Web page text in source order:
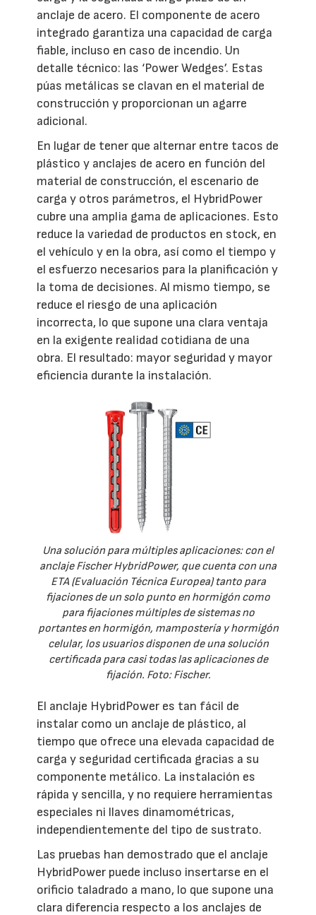
anclaje de acero. El componente de acero
integrado garantiza una capacidad de carga
fiable, incluso en caso de incendio. Un
detalle técnico: las ‘Power Wedges’. Estas
púas metálicas se clavan en el material de
construcción y proporcionan un agarre
adicional.
En lugar de tener que alternar entre tacos de
plástico y anclajes de acero en función del
material de construcción, el escenario de
carga y otros parámetros, el HybridPower
cubre una amplia gama de aplicaciones. Esto
reduce la variedad de productos en stock, en
el vehículo y en la obra, así como el tiempo y
el esfuerzo necesarios para la planificación y
la toma de decisiones. Al mismo tiempo, se
reduce el riesgo de una aplicación
incorrecta, lo que supone una clara ventaja
en la exigente realidad cotidiana de una
obra. El resultado: mayor seguridad y mayor
eficiencia durante la instalación.
Una solución para múltiples aplicaciones: con el
anclaje Fischer HybridPower, que cuenta con una
ETA (Evaluación Técnica Europea) tanto para
fijaciones de un solo punto en hormigón como
para fijaciones múltiples de sistemas no
portantes en hormigón, mampostería y hormigón
celular, los usuarios disponen de una solución
certificada para casi todas las aplicaciones de
fijación. Foto: Fischer.
El anclaje HybridPower es tan fácil de
instalar como un anclaje de plástico, al
tiempo que ofrece una elevada capacidad de
carga y seguridad certificada gracias a su
componente metálico. La instalación es
rápida y sencilla, y no requiere herramientas
especiales ni llaves dinamométricas,
independientemente del tipo de sustrato.
Las pruebas han demostrado que el anclaje
HybridPower puede incluso insertarse en el
orificio taladrado a mano, lo que supone una
clara diferencia respecto a los anclajes de